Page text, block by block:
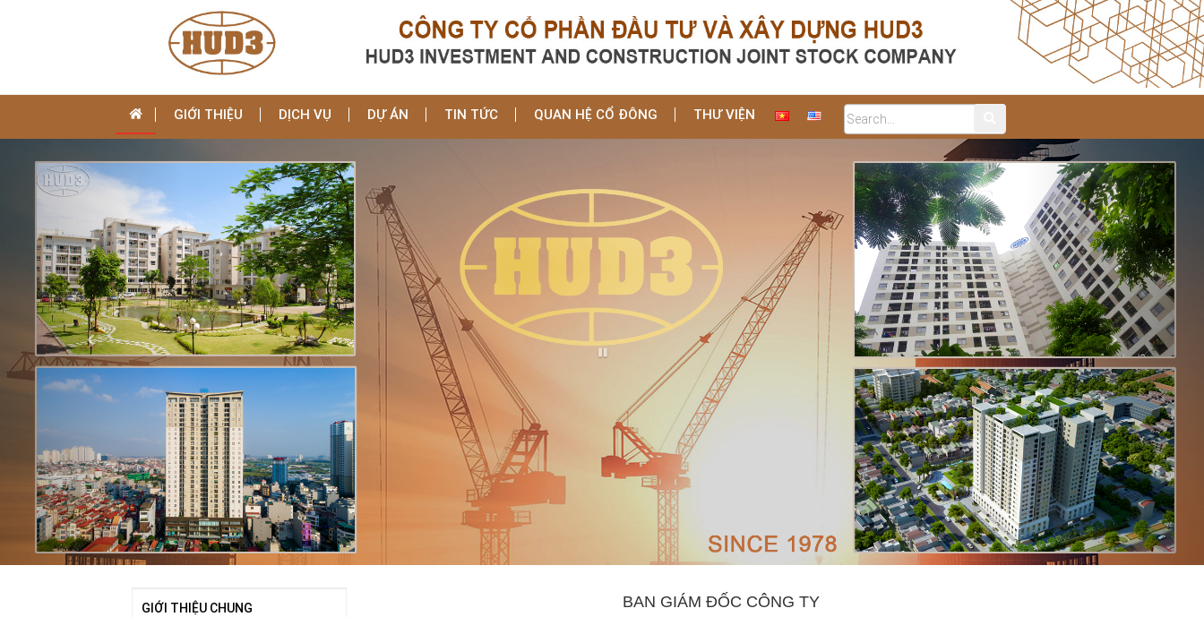
GIỚI THIỆU DỊCH VỤ DỰ ÁN TIN TỨC QUAN HỆ CỔ ĐÔNG THƯ VIỆN
GIỚI THIỆU CHUNG BAN GIÁM ĐỐC CÔNG TY